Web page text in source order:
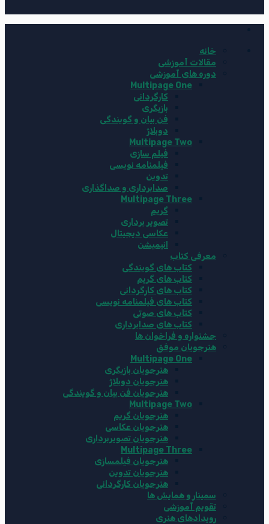
خانه
مقالات آموزشی
دوره های آموزشی
Multipage One
کارگردانی
بازیگری
فن بیان و گویندگی
دوبلاژ
Multipage Two
فیلم سازی
فیلمنامه نویسی
تدوین
صدابرداری و صداگذاری
Multipage Three
گریم
تصویر برداری
عکاسی دیجیتال
انیمیشن
معرفی کتاب
کتاب های گویندگی
کتاب های گریم
کتاب های کارگردانی
کتاب های فیلمنامه نویسی
کتاب های صوتی
کتاب های صدابرداری
جشنواره و فراخوان ها
هنرجویان موفق
Multipage One
هنرجویان بازیگری
هنرجویان دوبلاژ
هنرجویان فن بیان و گویندگی
Multipage Two
هنرجویان گریم
هنرجویان عکاسی
هنرجویان تصویربرداری
Multipage Three
هنرجویان فیلمسازی
هنرجویان تدوین
هنرجویان کارگردانی
سمینار و همایش ها
تقویم آموزشی
رویدادهای هنری